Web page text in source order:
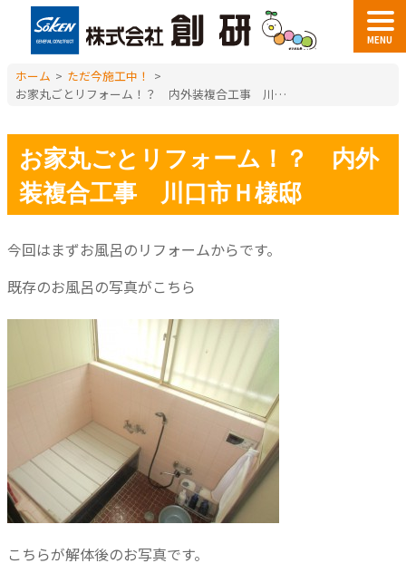
MENU
ホーム > ただ今施工中！ >
お家丸ごとリフォーム！？ 内外装複合工事 川口市Ｈ様邸
お家丸ごとリフォーム！？ 内外
装複合工事 川口市Ｈ様邸
今回はまずお風呂のリフォームからです。
既存のお風呂の写真がこちら
こちらが解体後のお写真です。